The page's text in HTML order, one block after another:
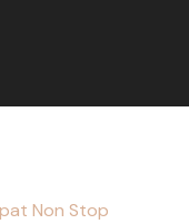
Non Stop